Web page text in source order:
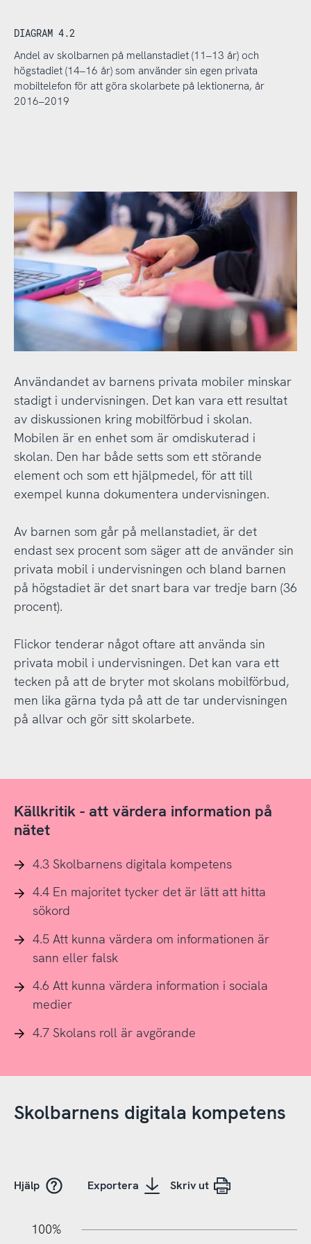
DIAGRAM 4.2
Andel av skolbarnen på mellanstadiet (11–13 år) och
högstadiet (14–16 år) som använder sin egen privata
mobiltelefon för att göra skolarbete på lektionerna, år
2016–2019
Användandet av barnens privata mobiler minskar
stadigt i undervisningen. Det kan vara ett resultat
av diskussionen kring mobilförbud i skolan.
Mobilen är en enhet som är omdiskuterad i
skolan. Den har både setts som ett störande
element och som ett hjälpmedel, för att till
exempel kunna dokumentera undervisningen.
Av barnen som går på mellanstadiet, är det
endast sex procent som säger att de använder sin
privata mobil i undervisningen och bland barnen
på högstadiet är det snart bara var tredje barn (36
procent).
Flickor tenderar något oftare att använda sin
privata mobil i undervisningen. Det kan vara ett
tecken på att de bryter mot skolans mobilförbud,
men lika gärna tyda på att de tar undervisningen
på allvar och gör sitt skolarbete.
Källkritik - att värdera information på
nätet
4.3 Skolbarnens digitala kompetens
4.4 En majoritet tycker det är lätt att hitta
sökord
4.5 Att kunna värdera om informationen är
sann eller falsk
4.6 Att kunna värdera information i sociala
medier
4.7 Skolans roll är avgörande
Skolbarnens digitala kompetens
Hjälp Exportera Skriv ut
100%